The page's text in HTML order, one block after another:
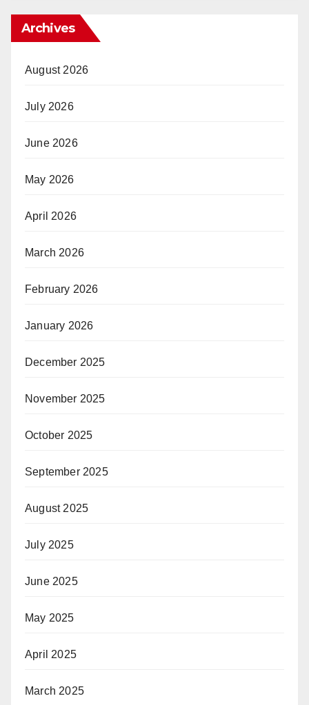
Archives
August 2026
July 2026
June 2026
May 2026
April 2026
March 2026
February 2026
January 2026
December 2025
November 2025
October 2025
September 2025
August 2025
July 2025
June 2025
May 2025
April 2025
March 2025